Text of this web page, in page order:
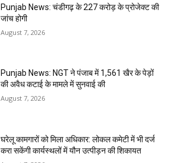
Punjab News: चंडीगढ़ के ₹227 करोड़ के प्रोजेक्ट की
जांच होगी
August 7, 2026
Punjab News: NGT ने पंजाब में 1,561 खैर के पेड़ों
की अवैध कटाई के मामले में सुनवाई की
August 7, 2026
घरेलू कामगारों को मिला अधिकार: लोकल कमेटी में भी दर्ज
करा सकेंगी कार्यस्थलों में यौन उत्पीड़न की शिकायत